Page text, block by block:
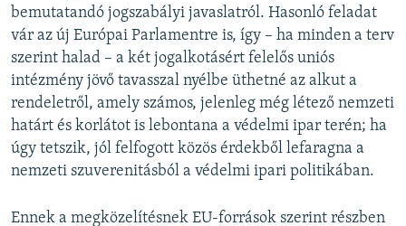
bemutatandó jogszabályi javaslatról. Hasonló feladat
vár az új Európai Parlamentre is, így – ha minden a terv
szerint halad – a két jogalkotásért felelős uniós
intézmény jövő tavasszal nyélbe üthetné az alkut a
rendeletről, amely számos, jelenleg még létező nemzeti
határt és korlátot is lebontana a védelmi ipar terén; ha
úgy tetszik, jól felfogott közös érdekből lefaragna a
nemzeti szuverenitásból a védelmi ipari politikában.
Ennek a megközelítésnek EU-források szerint részben